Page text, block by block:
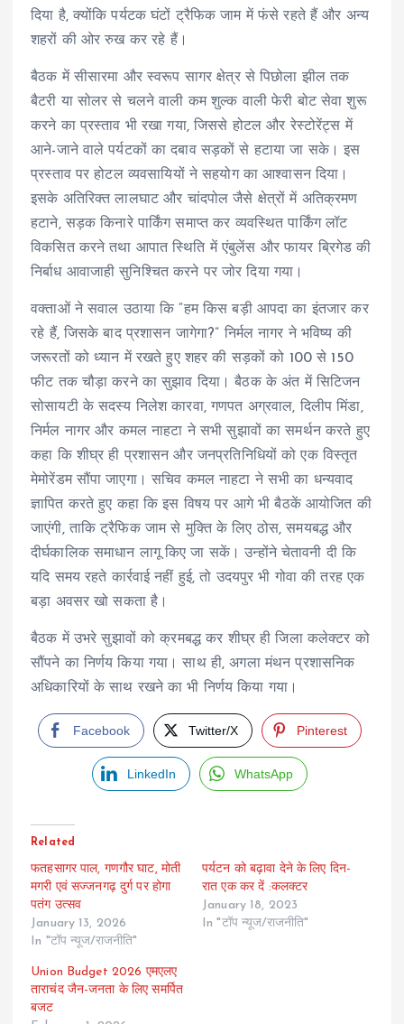
दिया है, क्योंकि पर्यटक घंटों ट्रैफिक जाम में फंसे रहते हैं और अन्य
शहरों की ओर रुख कर रहे हैं।
बैठक में सीसारमा और स्वरूप सागर क्षेत्र से पिछोला झील तक
बैटरी या सोलर से चलने वाली कम शुल्क वाली फेरी बोट सेवा शुरू
करने का प्रस्ताव भी रखा गया, जिससे होटल और रेस्टोरेंट्स में
आने-जाने वाले पर्यटकों का दबाव सड़कों से हटाया जा सके। इस
प्रस्ताव पर होटल व्यवसायियों ने सहयोग का आश्वासन दिया।
इसके अतिरिक्त लालघाट और चांदपोल जैसे क्षेत्रों में अतिक्रमण
हटाने, सड़क किनारे पार्किंग समाप्त कर व्यवस्थित पार्किंग लॉट
विकसित करने तथा आपात स्थिति में एंबुलेंस और फायर ब्रिगेड की
निर्बाध आवाजाही सुनिश्चित करने पर जोर दिया गया।
वक्ताओं ने सवाल उठाया कि “हम किस बड़ी आपदा का इंतजार कर
रहे हैं, जिसके बाद प्रशासन जागेगा?” निर्मल नागर ने भविष्य की
जरूरतों को ध्यान में रखते हुए शहर की सड़कों को 100 से 150
फीट तक चौड़ा करने का सुझाव दिया। बैठक के अंत में सिटिजन
सोसायटी के सदस्य निलेश कारवा, गणपत अग्रवाल, दिलीप मिंडा,
निर्मल नागर और कमल नाहटा ने सभी सुझावों का समर्थन करते हुए
कहा कि शीघ्र ही प्रशासन और जनप्रतिनिधियों को एक विस्तृत
मेमोरेंडम सौंपा जाएगा। सचिव कमल नाहटा ने सभी का धन्यवाद
ज्ञापित करते हुए कहा कि इस विषय पर आगे भी बैठकें आयोजित की
जाएंगी, ताकि ट्रैफिक जाम से मुक्ति के लिए ठोस, समयबद्ध और
दीर्घकालिक समाधान लागू किए जा सकें। उन्होंने चेतावनी दी कि
यदि समय रहते कार्रवाई नहीं हुई, तो उदयपुर भी गोवा की तरह एक
बड़ा अवसर खो सकता है।
बैठक में उभरे सुझावों को क्रमबद्ध कर शीघ्र ही जिला कलेक्टर को
सौंपने का निर्णय किया गया। साथ ही, अगला मंथन प्रशासनिक
अधिकारियों के साथ रखने का भी निर्णय किया गया।
Facebook Twitter/X Pinterest
LinkedIn WhatsApp
Related
फतहसागर पाल, गणगौर घाट, मोती
मगरी एवं सज्जनगढ़ दुर्ग पर होगा
पतंग उत्सव
January 13, 2026
In "टॉप न्यूज/राजनीति"
पर्यटन को बढ़ावा देने के लिए दिन-
रात एक कर दें :कलक्टर
January 18, 2023
In "टॉप न्यूज/राजनीति"
Union Budget 2026 एमएलए
ताराचंद जैन-जनता के लिए समर्पित
बजट